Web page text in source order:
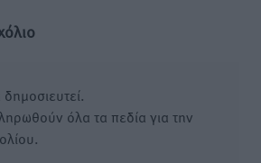
όλα τα πεδία για την